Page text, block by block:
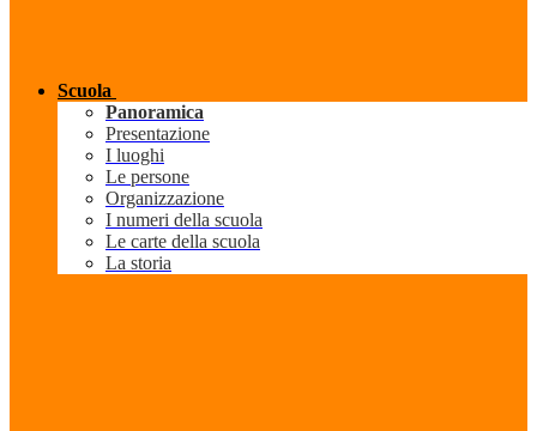
Scuola
Panoramica
Presentazione
I luoghi
Le persone
Organizzazione
I numeri della scuola
Le carte della scuola
La storia